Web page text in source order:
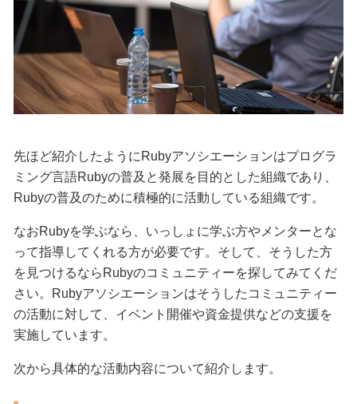
先ほど紹介したようにRubyアソシエーションはプログラ
ミング言語Rubyの普及と発展を目的とした組織であり、
Rubyの普及のために積極的に活動している組織です。
なおRubyを学ぶなら、いっしょに学ぶ方やメンターとな
って指導してくれる方が必要です。そして、そうした方
を見つけるならRubyのコミュニティーを探してみてくだ
さい。Rubyアソシエーションはそうしたコミュニティー
の活動に対して、イベント開催や資金提供などの支援を
実施しています。
次から具体的な活動内容について紹介します。